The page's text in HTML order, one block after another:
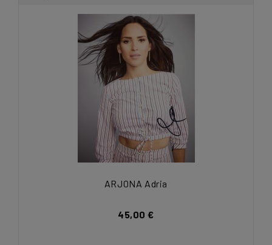
ARJONA Adria
45,00 €